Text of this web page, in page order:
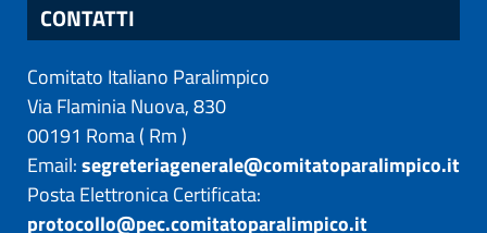
CONTATTI
Comitato Italiano Paralimpico
Via Flaminia Nuova, 830
00191 Roma( Rm)
Email:segreteriagenerale@comitatoparalimpico.it
Posta Elettronica Certificata:
protocollo@pec.comitatoparalimpico.it